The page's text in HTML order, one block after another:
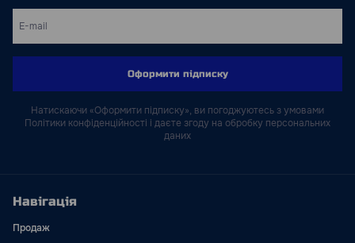
Оформити підписку
Натискаючи «Оформити підписку», ви погоджуютесь з умовами
Політики конфіденційності і даєте згоду на обробку персональних
даних
Навігація
Продаж